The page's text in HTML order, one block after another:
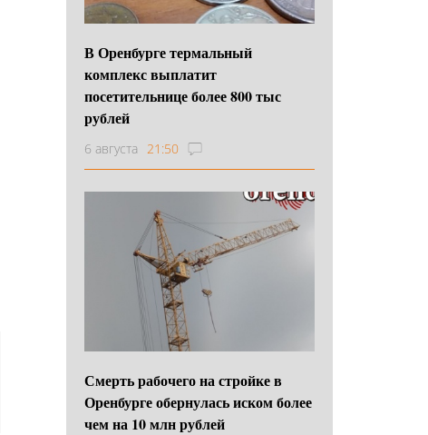
В Оренбурге термальный
комплекс выплатит
посетительнице более 800 тыс
рублей
6 августа 21:50
Смерть рабочего на стройке в
Оренбурге обернулась иском более
чем на 10 млн рублей